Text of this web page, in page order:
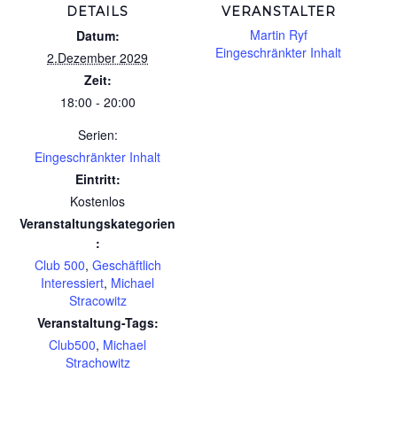
DETAILS
Datum:
2.Dezember 2029
Zeit:
18:00 - 20:00
Serien:
Eingeschränkter Inhalt
Eintritt:
Kostenlos
Veranstaltungskategorien
:
Club 500, Geschäftlich
Interessiert, Michael
Stracowitz
Veranstaltung-Tags:
Club500, Michael
Strachowitz
VERANSTALTER
Martin Ryf
Eingeschränkter Inhalt